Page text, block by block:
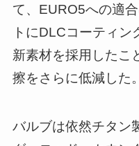
て、EURO5への適
トにDLCコーティン
新素材を採用したこ
擦をさらに低減した。
バルブは依然チタン